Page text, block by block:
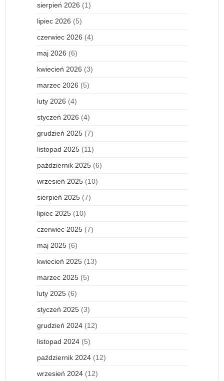
sierpień 2026 (1)
lipiec 2026 (5)
czerwiec 2026 (4)
maj 2026 (6)
kwiecień 2026 (3)
marzec 2026 (5)
luty 2026 (4)
styczeń 2026 (4)
grudzień 2025 (7)
listopad 2025 (11)
październik 2025 (6)
wrzesień 2025 (10)
sierpień 2025 (7)
lipiec 2025 (10)
czerwiec 2025 (7)
maj 2025 (6)
kwiecień 2025 (13)
marzec 2025 (5)
luty 2025 (6)
styczeń 2025 (3)
grudzień 2024 (12)
listopad 2024 (5)
październik 2024 (12)
wrzesień 2024 (12)